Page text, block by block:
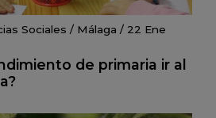
Sociales / Málaga / 22 Ene
de primaria ir al